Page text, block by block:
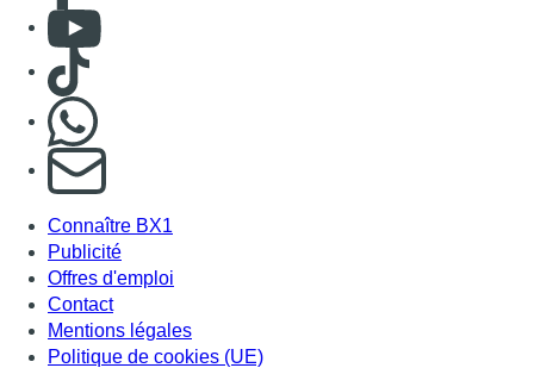
Consulter Youtube
Consulter TikTok
S'abonner à notre newsletter
Connaître BX1
Publicité
Offres d'emploi
Contact
Mentions légales
Politique de cookies (UE)